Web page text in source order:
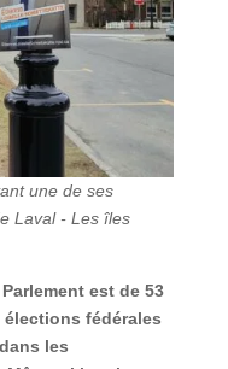
une de ses
Laval - Les îles
est de 53
élections fédérales
les